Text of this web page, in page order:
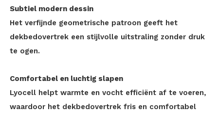
Subtiel modern dessin
Het verfijnde geometrische patroon geeft het
dekbedovertrek een stijlvolle uitstraling zonder druk
te ogen.
Comfortabel en luchtig slapen
Lyocell helpt warmte en vocht efficiënt af te voeren,
waardoor het dekbedovertrek fris en comfortabel